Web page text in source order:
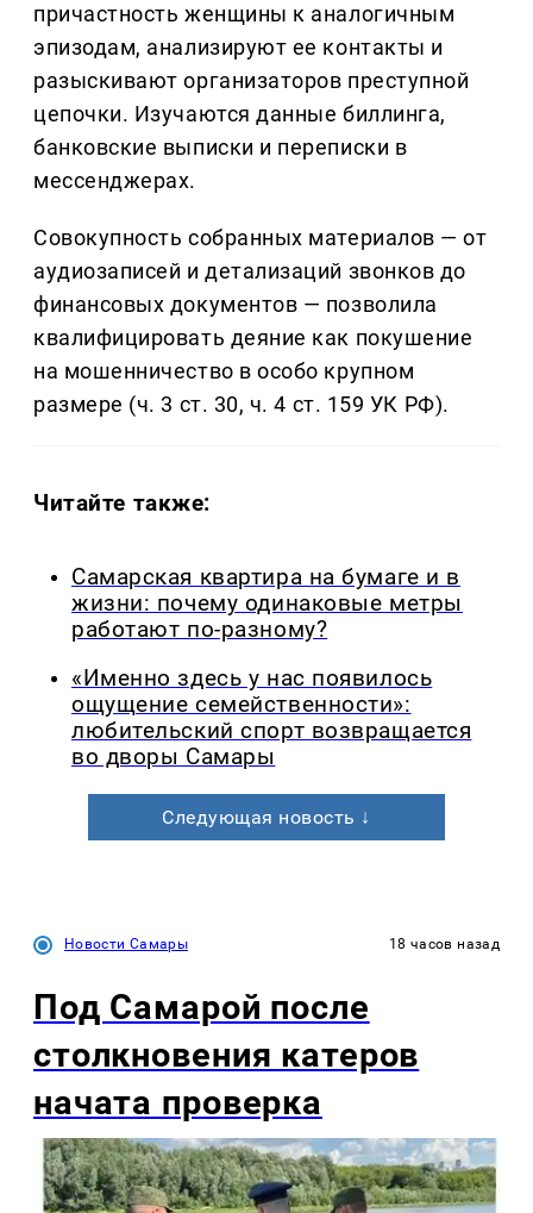
причастность женщины к аналогичным
эпизодам, анализируют ее контакты и
разыскивают организаторов преступной
цепочки. Изучаются данные биллинга,
банковские выписки и переписки в
мессенджерах.
Совокупность собранных материалов — от
аудиозаписей и детализаций звонков до
финансовых документов — позволила
квалифицировать деяние как покушение
на мошенничество в особо крупном
размере (ч. 3 ст. 30, ч. 4 ст. 159 УК РФ).
Читайте также:
Самарская квартира на бумаге и в
жизни: почему одинаковые метры
работают по-разному?
«Именно здесь у нас появилось
ощущение семейственности»:
любительский спорт возвращается
во дворы Самары
Следующая новость ↓
Новости Самары 18 часов назад
Под Самарой после
столкновения катеров
начата проверка